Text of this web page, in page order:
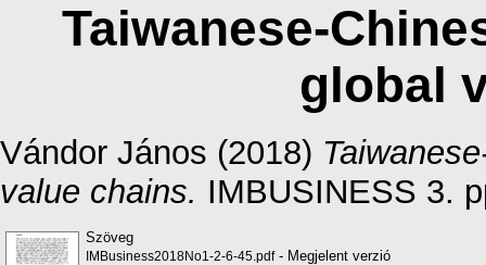
Taiwanese-
global
Vándor János (2018)
value chains. IMBUSINESS 3.
Szöveg
IMBusiness2018No1-2-6-45.pdf- Megjelent verzió